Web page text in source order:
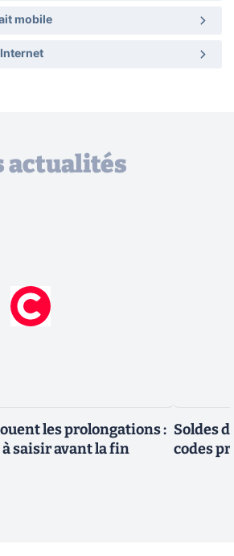
mobile
actualités
les prolongations :
à saisir avant la fin
Soldes
codes